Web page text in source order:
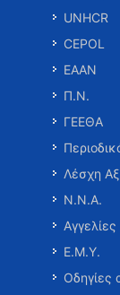
UNHCR
CEPOL
ΕΑΑΝ
Π.Ν.
ΓΕΕΘΑ
Λέσχη
Ν.Ν.Α.
Ε.Μ.Υ.
Οδηγίες